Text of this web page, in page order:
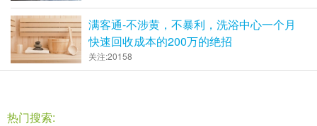
满客通-不涉黄，不暴利，洗浴中心一个月
快速回收成本的200万的绝招
关注:20158
热门搜索: